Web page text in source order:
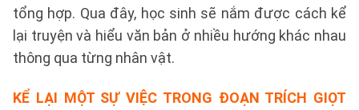
tổng hợp. Qua đây, học sinh sẽ nắm được cách kể
lại truyện và hiểu văn bản ở nhiều hướng khác nhau
thông qua từng nhân vật.
KỂ LẠI MỘT SỰ VIỆC TRONG ĐOẠN TRÍCH GIỌT